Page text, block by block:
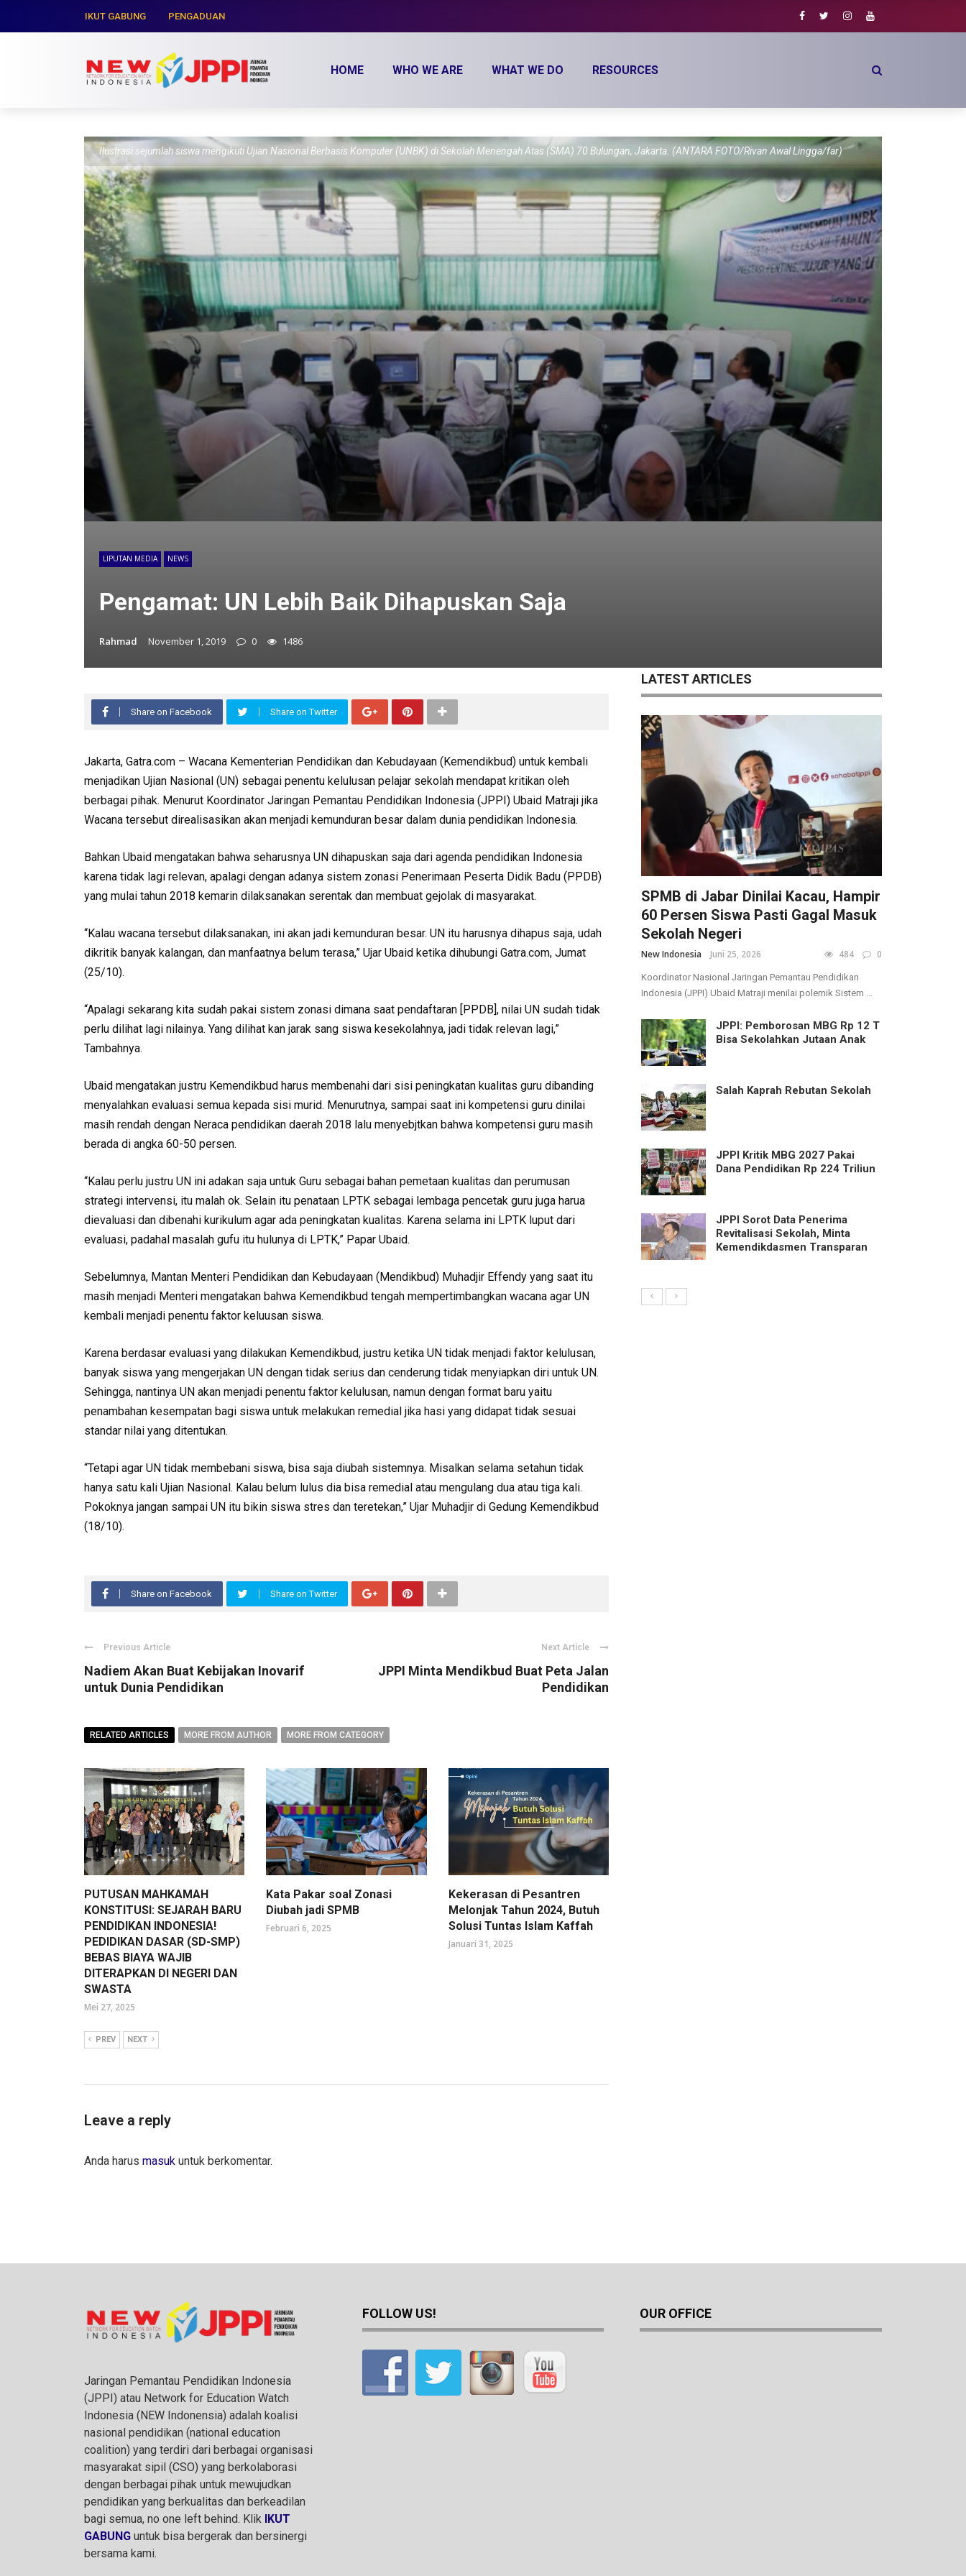
IKUT GABUNG PENGADUAN
HOME WHO WE ARE WHAT WE DO RESOURCES
Ilustrasi sejumlah siswa mengikuti Ujian Nasional Berbasis Komputer (UNBK) di Sekolah Menengah Atas (SMA) 70 Bulungan, Jakarta. (ANTARA FOTO/Rivan Awal Lingga/far)
LIPUTAN MEDIA NEWS
Pengamat: UN Lebih Baik Dihapuskan Saja
Rahmad November 1, 2019 0 1486
Share on Facebook Share on Twitter
Jakarta, Gatra.com – Wacana Kementerian Pendidikan dan Kebudayaan (Kemendikbud) untuk kembali
menjadikan Ujian Nasional (UN) sebagai penentu kelulusan pelajar sekolah mendapat kritikan oleh
berbagai pihak. Menurut Koordinator Jaringan Pemantau Pendidikan Indonesia (JPPI) Ubaid Matraji jika
Wacana tersebut direalisasikan akan menjadi kemunduran besar dalam dunia pendidikan Indonesia.
Bahkan Ubaid mengatakan bahwa seharusnya UN dihapuskan saja dari agenda pendidikan Indonesia
karena tidak lagi relevan, apalagi dengan adanya sistem zonasi Penerimaan Peserta Didik Badu (PPDB)
yang mulai tahun 2018 kemarin dilaksanakan serentak dan membuat gejolak di masyarakat.
“Kalau wacana tersebut dilaksanakan, ini akan jadi kemunduran besar. UN itu harusnya dihapus saja, udah
dikritik banyak kalangan, dan manfaatnya belum terasa,” Ujar Ubaid ketika dihubungi Gatra.com, Jumat
(25/10).
“Apalagi sekarang kita sudah pakai sistem zonasi dimana saat pendaftaran [PPDB], nilai UN sudah tidak
perlu dilihat lagi nilainya. Yang dilihat kan jarak sang siswa kesekolahnya, jadi tidak relevan lagi,”
Tambahnya.
Ubaid mengatakan justru Kemendikbud harus membenahi dari sisi peningkatan kualitas guru dibanding
menyalahkan evaluasi semua kepada sisi murid. Menurutnya, sampai saat ini kompetensi guru dinilai
masih rendah dengan Neraca pendidikan daerah 2018 lalu menyebjtkan bahwa kompetensi guru masih
berada di angka 60-50 persen.
“Kalau perlu justru UN ini adakan saja untuk Guru sebagai bahan pemetaan kualitas dan perumusan
strategi intervensi, itu malah ok. Selain itu penataan LPTK sebagai lembaga pencetak guru juga harua
dievaluasi dan dibenahi kurikulum agar ada peningkatan kualitas. Karena selama ini LPTK luput dari
evaluasi, padahal masalah gufu itu hulunya di LPTK,” Papar Ubaid.
Sebelumnya, Mantan Menteri Pendidikan dan Kebudayaan (Mendikbud) Muhadjir Effendy yang saat itu
masih menjadi Menteri mengatakan bahwa Kemendikbud tengah mempertimbangkan wacana agar UN
kembali menjadi penentu faktor keluusan siswa.
Karena berdasar evaluasi yang dilakukan Kemendikbud, justru ketika UN tidak menjadi faktor kelulusan,
banyak siswa yang mengerjakan UN dengan tidak serius dan cenderung tidak menyiapkan diri untuk UN.
Sehingga, nantinya UN akan menjadi penentu faktor kelulusan, namun dengan format baru yaitu
penambahan kesempatan bagi siswa untuk melakukan remedial jika hasi yang didapat tidak sesuai
standar nilai yang ditentukan.
“Tetapi agar UN tidak membebani siswa, bisa saja diubah sistemnya. Misalkan selama setahun tidak
hanya satu kali Ujian Nasional. Kalau belum lulus dia bisa remedial atau mengulang dua atau tiga kali.
Pokoknya jangan sampai UN itu bikin siswa stres dan teretekan,” Ujar Muhadjir di Gedung Kemendikbud
(18/10).
Share on Facebook Share on Twitter
Previous Article
Nadiem Akan Buat Kebijakan Inovarif
untuk Dunia Pendidikan
Next Article
JPPI Minta Mendikbud Buat Peta Jalan
Pendidikan
RELATED ARTICLES MORE FROM AUTHOR MORE FROM CATEGORY
PUTUSAN MAHKAMAH
KONSTITUSI: SEJARAH BARU
PENDIDIKAN INDONESIA!
PEDIDIKAN DASAR (SD-SMP)
BEBAS BIAYA WAJIB
DITERAPKAN DI NEGERI DAN
SWASTA
Mei 27, 2025
Kata Pakar soal Zonasi
Diubah jadi SPMB
Februari 6, 2025
Kekerasan di Pesantren
Melonjak Tahun 2024, Butuh
Solusi Tuntas Islam Kaffah
Januari 31, 2025
PREV NEXT
Leave a reply
Anda harus masuk untuk berkomentar.
LATEST ARTICLES
SPMB di Jabar Dinilai Kacau, Hampir
60 Persen Siswa Pasti Gagal Masuk
Sekolah Negeri
New Indonesia Juni 25, 2026 484 0
Koordinator Nasional Jaringan Pemantau Pendidikan
Indonesia (JPPI) Ubaid Matraji menilai polemik Sistem ...
JPPI: Pemborosan MBG Rp 12 T
Bisa Sekolahkan Jutaan Anak
Salah Kaprah Rebutan Sekolah
JPPI Kritik MBG 2027 Pakai
Dana Pendidikan Rp 224 Triliun
JPPI Sorot Data Penerima
Revitalisasi Sekolah, Minta
Kemendikdasmen Transparan
Jaringan Pemantau Pendidikan Indonesia
(JPPI) atau Network for Education Watch
Indonesia (NEW Indonensia) adalah koalisi
nasional pendidikan (national education
coalition) yang terdiri dari berbagai organisasi
masyarakat sipil (CSO) yang berkolaborasi
dengan berbagai pihak untuk mewujudkan
pendidikan yang berkualitas dan berkeadilan
bagi semua, no one left behind. Klik IKUT
GABUNG untuk bisa bergerak dan bersinergi
bersama kami.
FOLLOW US! OUR OFFICE